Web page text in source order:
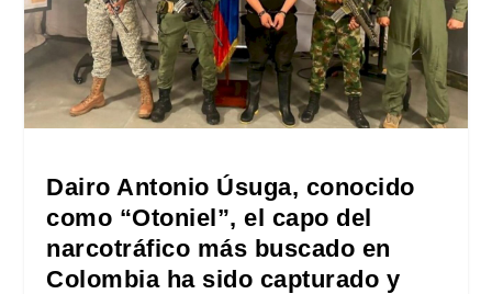
Dairo Antonio Úsuga, conocido
como “Otoniel”, el capo del
narcotráfico más buscado en
Colombia ha sido capturado y